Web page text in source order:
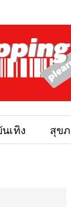
เทิง สุข